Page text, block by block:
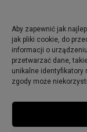
Aby zapewnić jak
jak pliki cookie, do
informacji o
przetwarzać dane,
unikalne identyfikatory
zgody może